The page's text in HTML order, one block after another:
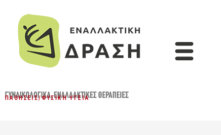
ΓΥΝΑΙΚΟΛΟΓΙΚΆ,ΕΝΑΛΛΑΚΤΙΚΈΣ ΘΕΡΑΠΕΊΕΣ
ΠΑΘΉΣΕΙΣ/ΦΥΣΙΚΉ ΥΓΕΊΑ